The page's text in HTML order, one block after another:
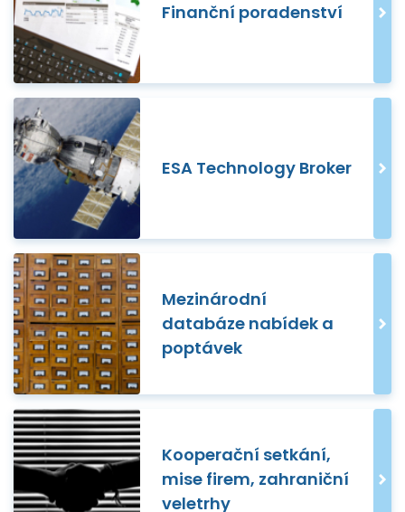
Finanční poradenství
ESA Technology Broker
Mezinárodní
databáze nabídek a
poptávek
Kooperační setkání,
mise firem, zahraniční
veletrhy